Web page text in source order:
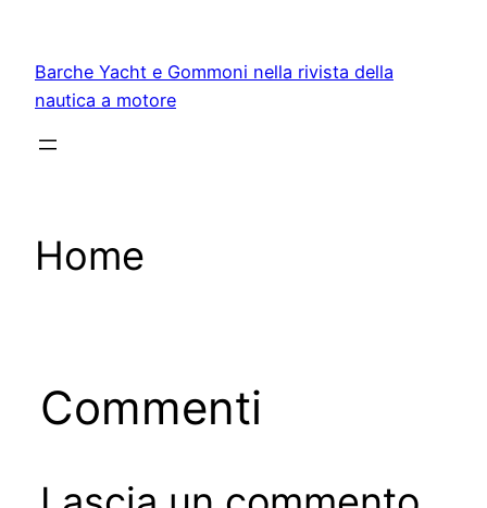
contenuto
Barche Yacht e Gommoni nella rivista della
nautica a motore
Home
Commenti